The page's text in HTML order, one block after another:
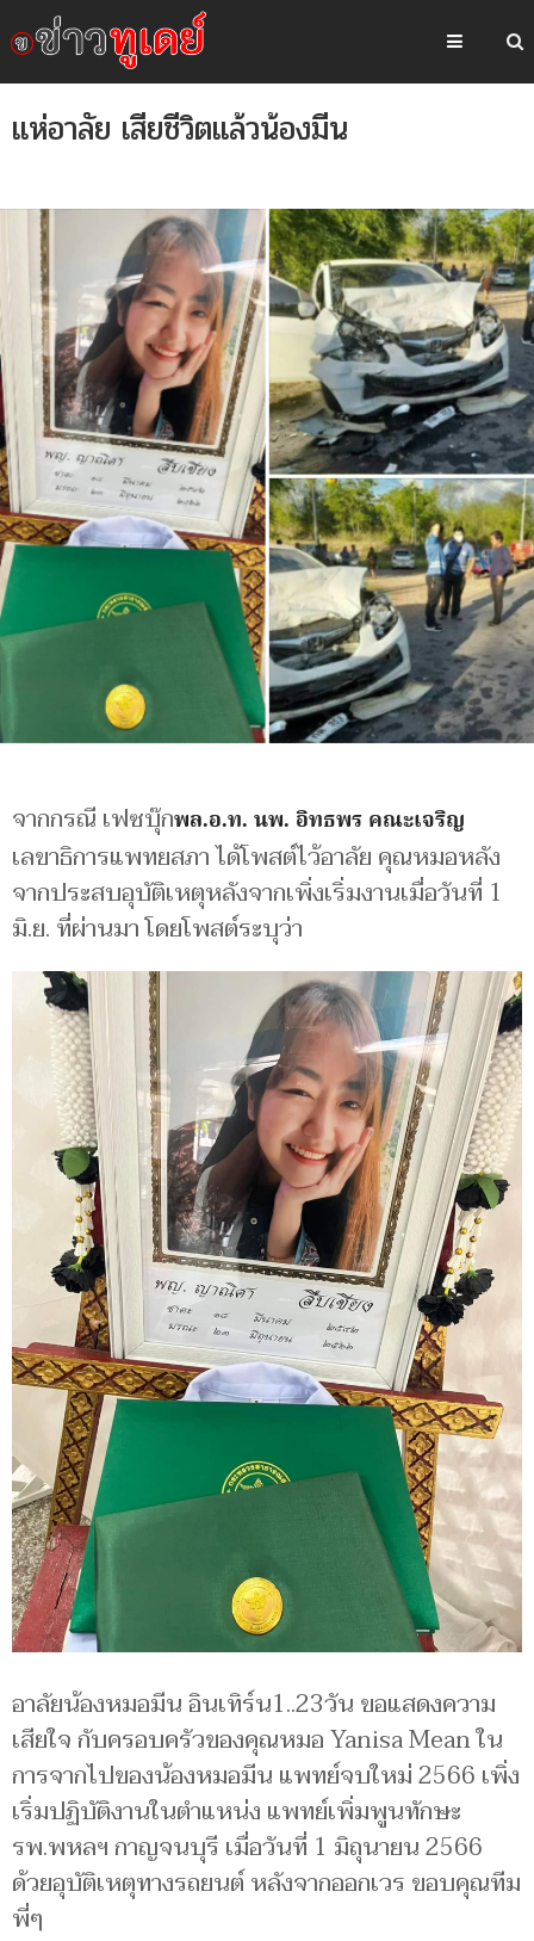
แห่อาลัย เสียชีวิตแล้วน้องมีน
จากกรณี เฟซบุ๊กพล.อ.ท. นพ. อิทธพร คณะเจริญ
เลขาธิการแพทยสภา ได้โพสต์ไว้อาลัย คุณหมอหลัง
จากประสบอุบัติเหตุหลังจากเพิ่งเริ่มงานเมื่อวันที่ 1
มิ.ย. ที่ผ่านมา โดยโพสต์ระบุว่า
อาลัยน้องหมอมีน อินเทิร์น1..23วัน ขอแสดงความ
เสียใจ กับครอบครัวของคุณหมอ Yanisa Mean ใน
การจากไปของน้องหมอมีน แพทย์จบใหม่ 2566 เพิ่ง
เริ่มปฏิบัติงานในตำแหน่ง แพทย์เพิ่มพูนทักษะ
รพ.พหลฯ กาญจนบุรี เมื่อวันที่ 1 มิถุนายน 2566
ด้วยอุบัติเหตุทางรถยนต์ หลังจากออกเวร ขอบคุณทีม
พี่ๆ